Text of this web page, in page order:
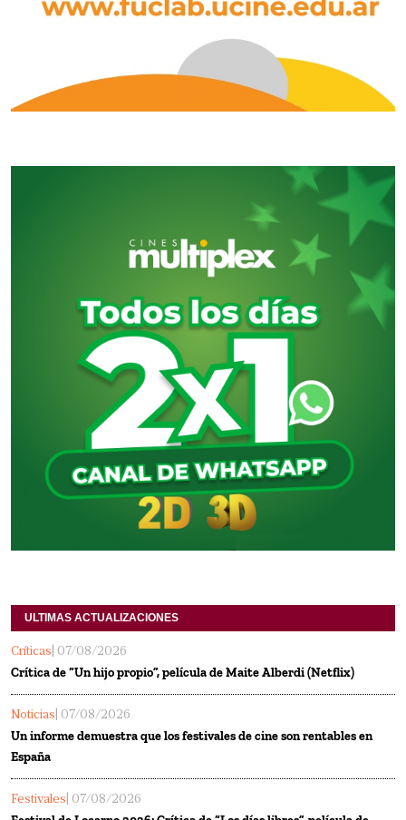
ULTIMAS ACTUALIZACIONES
Críticas | 07/08/2026
Crítica de “Un hijo propio”, película de Maite Alberdi (Netflix)
Noticias | 07/08/2026
Un informe demuestra que los festivales de cine son rentables en
España
Festivales | 07/08/2026